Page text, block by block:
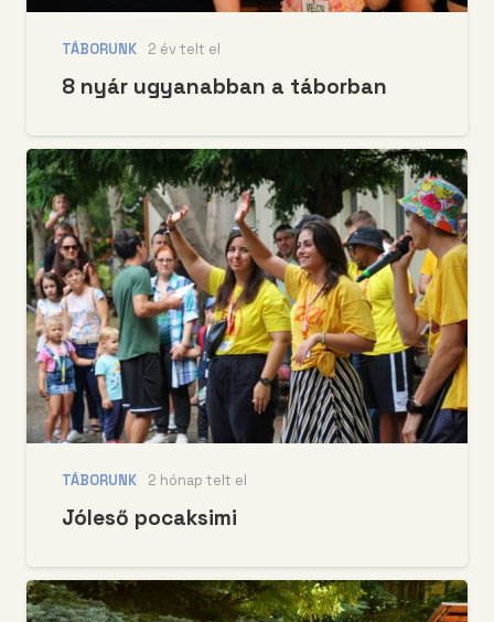
TÁBORUNK 2 év telt el
8 nyár ugyanabban a táborban
TÁBORUNK 2 hónap telt el
Jóleső pocaksimi